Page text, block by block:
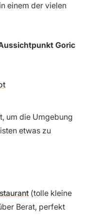
einem der vielen
Goric
um die Umgebung
etwas zu
(tolle kleine
Berat, perfekt